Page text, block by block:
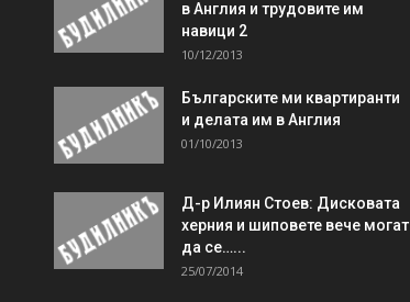
в Англия и трудовите им
навици 2
10/12/2013
Българските ми квартиранти
и делата им в Англия
01/10/2013
Д-р Илиян Стоев: Дисковата
херния и шиповете вече могат
да се…...
25/07/2014